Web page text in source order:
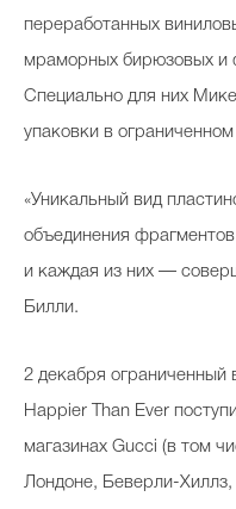
переработанных
мраморных бирюзовых и
Специально для них
упаковки в
«Уникальный вид
объединения
и каждая из них —
Билли.
2 декабря ограниченный
Happier Than Ever
магазинах Gucci (в том
Лондоне, Беверли-